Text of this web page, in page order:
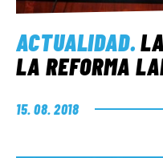
ACTUALIDAD.
LA REFORMA
15. 08. 2018